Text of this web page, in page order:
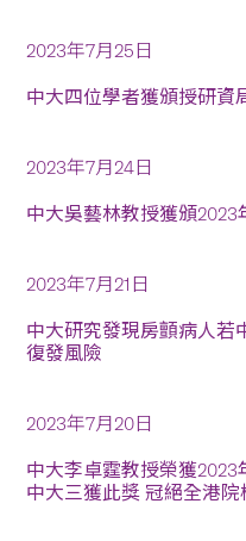
2023年7月25日
中大四位學者獲頒授研資
2023年7月24日
中大吳藝林教授獲頒2023
2023年7月21日
中大研究發現房顫病人若
復發風險
2023年7月20日
中大李卓霆教授榮獲2023
中大三獲此獎 冠絕全港院